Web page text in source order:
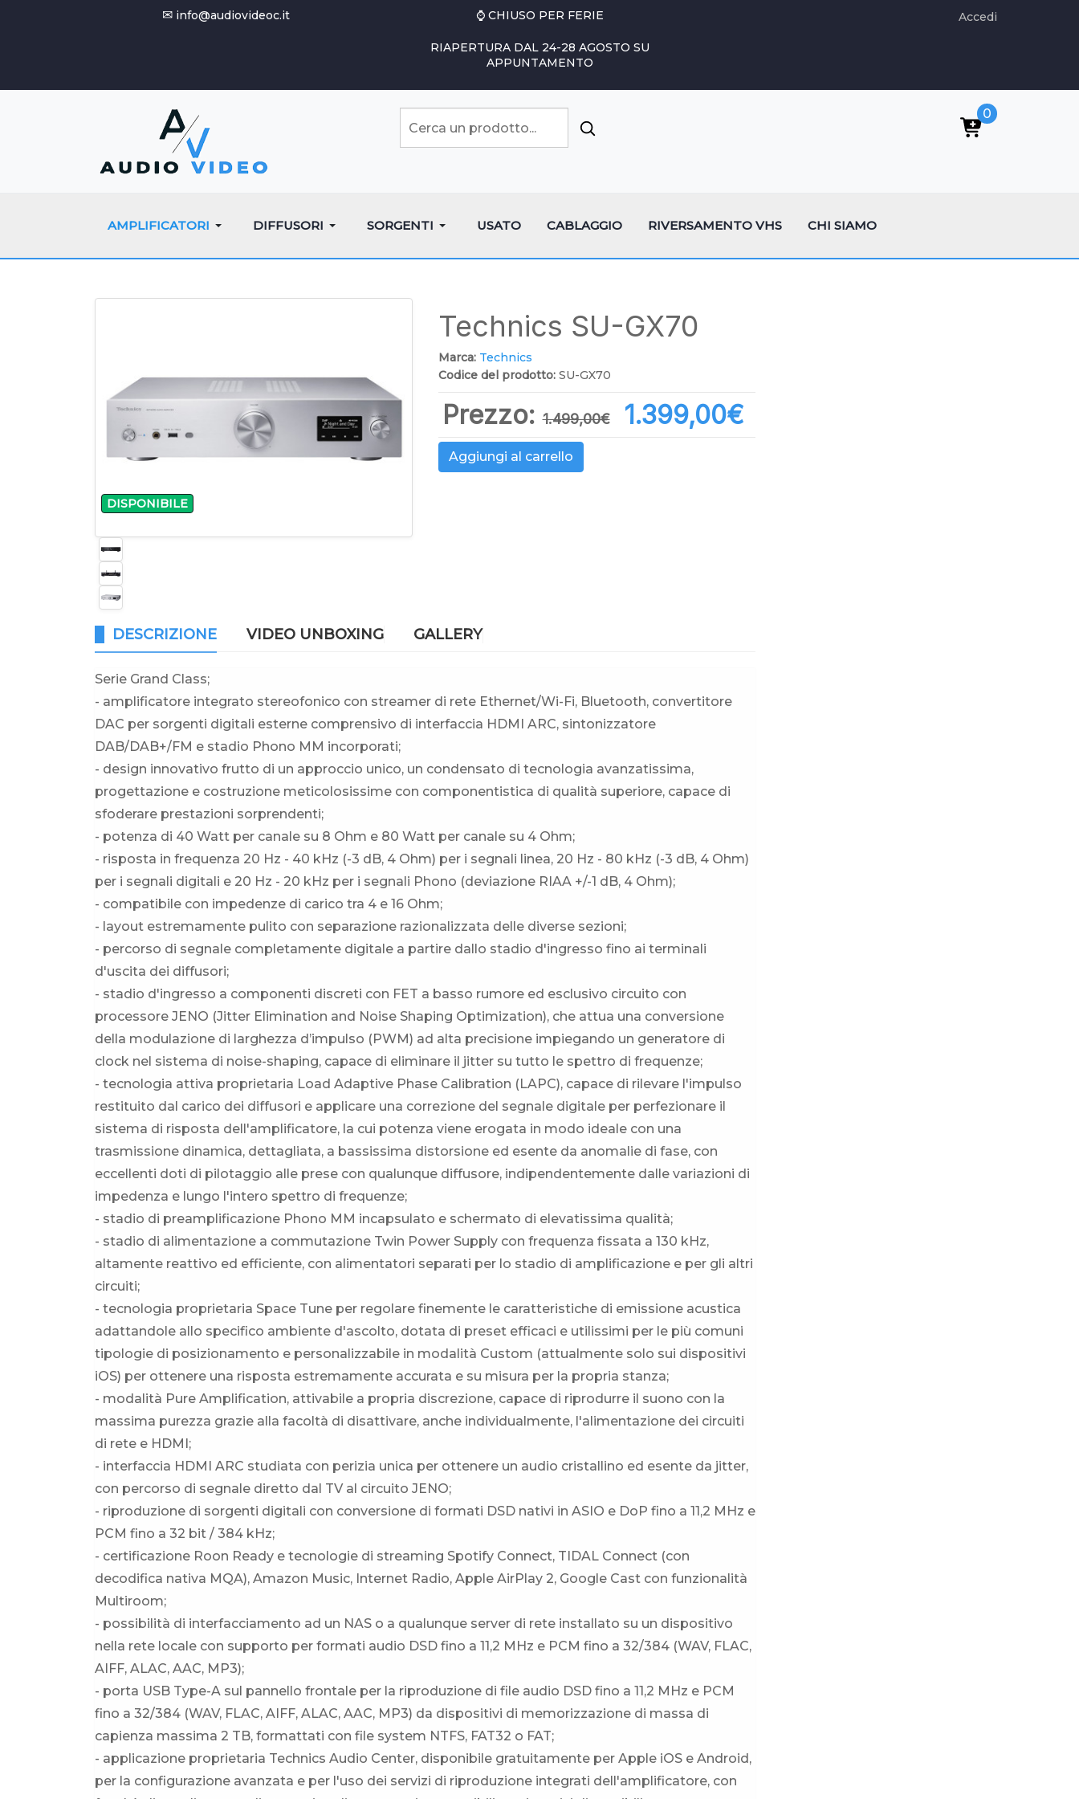
✉ info@audiovideoc.it ⌚ CHIUSO PER FERIE
RIAPERTURA DAL 24-28 AGOSTO SU
APPUNTAMENTO
Accedi
0
AMPLIFICATORI DIFFUSORI SORGENTI USATO CABLAGGIO RIVERSAMENTO VHS CHI SIAMO
DISPONIBILE
Technics SU-GX70
Marca: Technics
Codice del prodotto: SU-GX70
Prezzo:1.499,00‎€ 1.399,00‎€
Aggiungi al carrello
DESCRIZIONE VIDEO UNBOXING GALLERY
Serie Grand Class;
- amplificatore integrato stereofonico con streamer di rete Ethernet/Wi-Fi, Bluetooth, convertitore
DAC per sorgenti digitali esterne comprensivo di interfaccia HDMI ARC, sintonizzatore
DAB/DAB+/FM e stadio Phono MM incorporati;
- design innovativo frutto di un approccio unico, un condensato di tecnologia avanzatissima,
progettazione e costruzione meticolosissime con componentistica di qualità superiore, capace di
sfoderare prestazioni sorprendenti;
- potenza di 40 Watt per canale su 8 Ohm e 80 Watt per canale su 4 Ohm;
- risposta in frequenza 20 Hz - 40 kHz (-3 dB, 4 Ohm) per i segnali linea, 20 Hz - 80 kHz (-3 dB, 4 Ohm)
per i segnali digitali e 20 Hz - 20 kHz per i segnali Phono (deviazione RIAA +/-1 dB, 4 Ohm);
- compatibile con impedenze di carico tra 4 e 16 Ohm;
- layout estremamente pulito con separazione razionalizzata delle diverse sezioni;
- percorso di segnale completamente digitale a partire dallo stadio d'ingresso fino ai terminali
d'uscita dei diffusori;
- stadio d'ingresso a componenti discreti con FET a basso rumore ed esclusivo circuito con
processore JENO (Jitter Elimination and Noise Shaping Optimization), che attua una conversione
della modulazione di larghezza d’impulso (PWM) ad alta precisione impiegando un generatore di
clock nel sistema di noise-shaping, capace di eliminare il jitter su tutto le spettro di frequenze;
- tecnologia attiva proprietaria Load Adaptive Phase Calibration (LAPC), capace di rilevare l'impulso
restituito dal carico dei diffusori e applicare una correzione del segnale digitale per perfezionare il
sistema di risposta dell'amplificatore, la cui potenza viene erogata in modo ideale con una
trasmissione dinamica, dettagliata, a bassissima distorsione ed esente da anomalie di fase, con
eccellenti doti di pilotaggio alle prese con qualunque diffusore, indipendentemente dalle variazioni di
impedenza e lungo l'intero spettro di frequenze;
- stadio di preamplificazione Phono MM incapsulato e schermato di elevatissima qualità;
- stadio di alimentazione a commutazione Twin Power Supply con frequenza fissata a 130 kHz,
altamente reattivo ed efficiente, con alimentatori separati per lo stadio di amplificazione e per gli altri
circuiti;
- tecnologia proprietaria Space Tune per regolare finemente le caratteristiche di emissione acustica
adattandole allo specifico ambiente d'ascolto, dotata di preset efficaci e utilissimi per le più comuni
tipologie di posizionamento e personalizzabile in modalità Custom (attualmente solo sui dispositivi
iOS) per ottenere una risposta estremamente accurata e su misura per la propria stanza;
- modalità Pure Amplification, attivabile a propria discrezione, capace di riprodurre il suono con la
massima purezza grazie alla facoltà di disattivare, anche individualmente, l'alimentazione dei circuiti
di rete e HDMI;
- interfaccia HDMI ARC studiata con perizia unica per ottenere un audio cristallino ed esente da jitter,
con percorso di segnale diretto dal TV al circuito JENO;
- riproduzione di sorgenti digitali con conversione di formati DSD nativi in ASIO e DoP fino a 11,2 MHz e
PCM fino a 32 bit / 384 kHz;
- certificazione Roon Ready e tecnologie di streaming Spotify Connect, TIDAL Connect (con
decodifica nativa MQA), Amazon Music, Internet Radio, Apple AirPlay 2, Google Cast con funzionalità
Multiroom;
- possibilità di interfacciamento ad un NAS o a qualunque server di rete installato su un dispositivo
nella rete locale con supporto per formati audio DSD fino a 11,2 MHz e PCM fino a 32/384 (WAV, FLAC,
AIFF, ALAC, AAC, MP3);
- porta USB Type-A sul pannello frontale per la riproduzione di file audio DSD fino a 11,2 MHz e PCM
fino a 32/384 (WAV, FLAC, AIFF, ALAC, AAC, MP3) da dispositivi di memorizzazione di massa di
capienza massima 2 TB, formattati con file system NTFS, FAT32 o FAT;
- applicazione proprietaria Technics Audio Center, disponibile gratuitamente per Apple iOS e Android,
per la configurazione avanzata e per l'uso dei servizi di riproduzione integrati dell'amplificatore, con